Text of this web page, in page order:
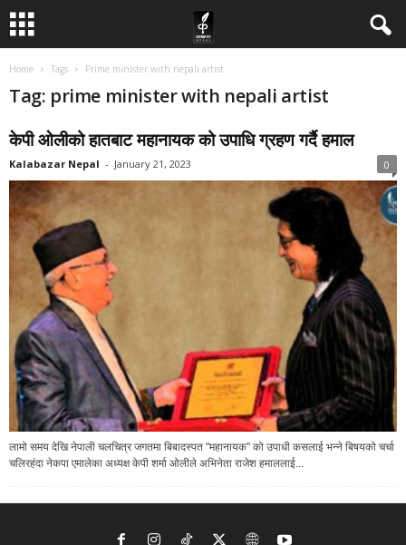
Home Tags Prime minister with nepali artist
Tag: prime minister with nepali artist
केपी ओलीको हातबाट महानायक को उपाधि ग्रहण गर्दै हमाल
Kalabazar Nepal - January 21, 2023 0
लामो समय देखि नेपाली चलचित्र जगतमा बिबादस्पत "महानायक" को उपाधी कसलाई भन्ने बिषयको चर्चा
चलिरहंदा नेकपा एमालेका अध्यक्ष केपी शर्मा ओलीले अभिनेता राजेश हमाललाई...